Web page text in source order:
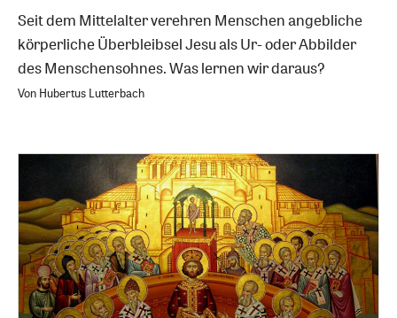
Seit dem Mittelalter verehren Menschen angebliche
körperliche Überbleibsel Jesu als Ur- oder Abbilder
des Menschensohnes. Was lernen wir daraus?
Von Hubertus Lutterbach